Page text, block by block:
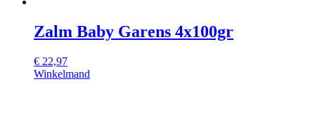
Zalm Baby Garens 4x100gr
€ 22,97
Winkelmand